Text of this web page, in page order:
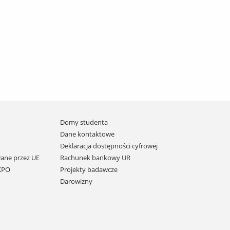
przez UE
Domy studenta
Dane kontaktowe
Deklaracja dostępności cyfrowej
Rachunek bankowy UR
Projekty badawcze
Darowizny